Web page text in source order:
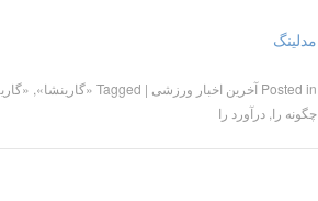
مدلینگ
Posted in آخرین اخبار ورزشی |
Tagged «گارینشا»
چگونه را درآورد را